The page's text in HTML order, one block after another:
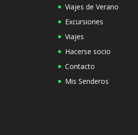
Viajes de Verano
Excursiones
Viajes
Hacerse socio
Contacto
Mis Senderos